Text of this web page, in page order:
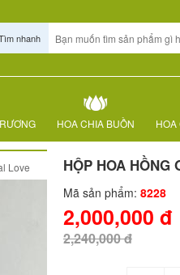
nhanh
HOA CHIA BUỒN
Love HỘP HOA HỒNG
Mã sản phẩm: 8228
2,000,000 đ
2,240,000 đ